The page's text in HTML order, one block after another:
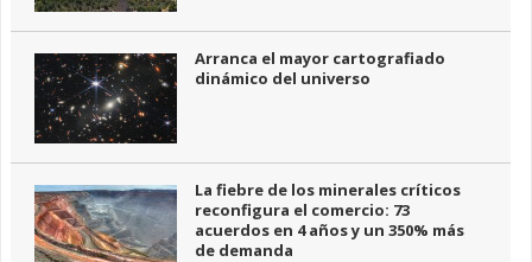
Arranca el mayor cartografiado
dinámico del universo
La fiebre de los minerales críticos
reconfigura el comercio: 73
acuerdos en 4 años y un 350% más
de demanda